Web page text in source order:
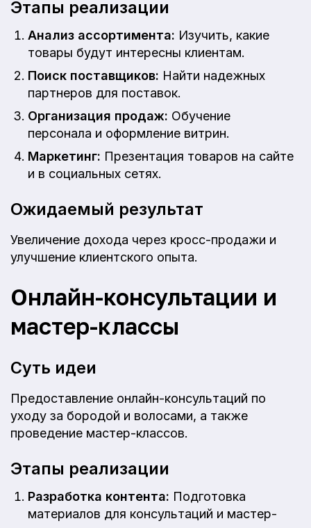
Этапы реализации
Анализ ассортимента: Изучить, какие
товары будут интересны клиентам.
Поиск поставщиков: Найти надежных
партнеров для поставок.
Организация продаж: Обучение
персонала и оформление витрин.
Маркетинг: Презентация товаров на сайте
и в социальных сетях.
Ожидаемый результат
Увеличение дохода через кросс-продажи и
улучшение клиентского опыта.
Онлайн-консультации и
мастер-классы
Суть идеи
Предоставление онлайн-консультаций по
уходу за бородой и волосами, а также
проведение мастер-классов.
Этапы реализации
Разработка контента: Подготовка
материалов для консультаций и мастер-